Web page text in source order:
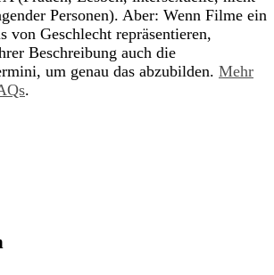
Personen). Aber: Wenn Filme ein
von Geschlecht repräsentieren,
Beschreibung auch die
um genau das abzubilden. Mehr
.